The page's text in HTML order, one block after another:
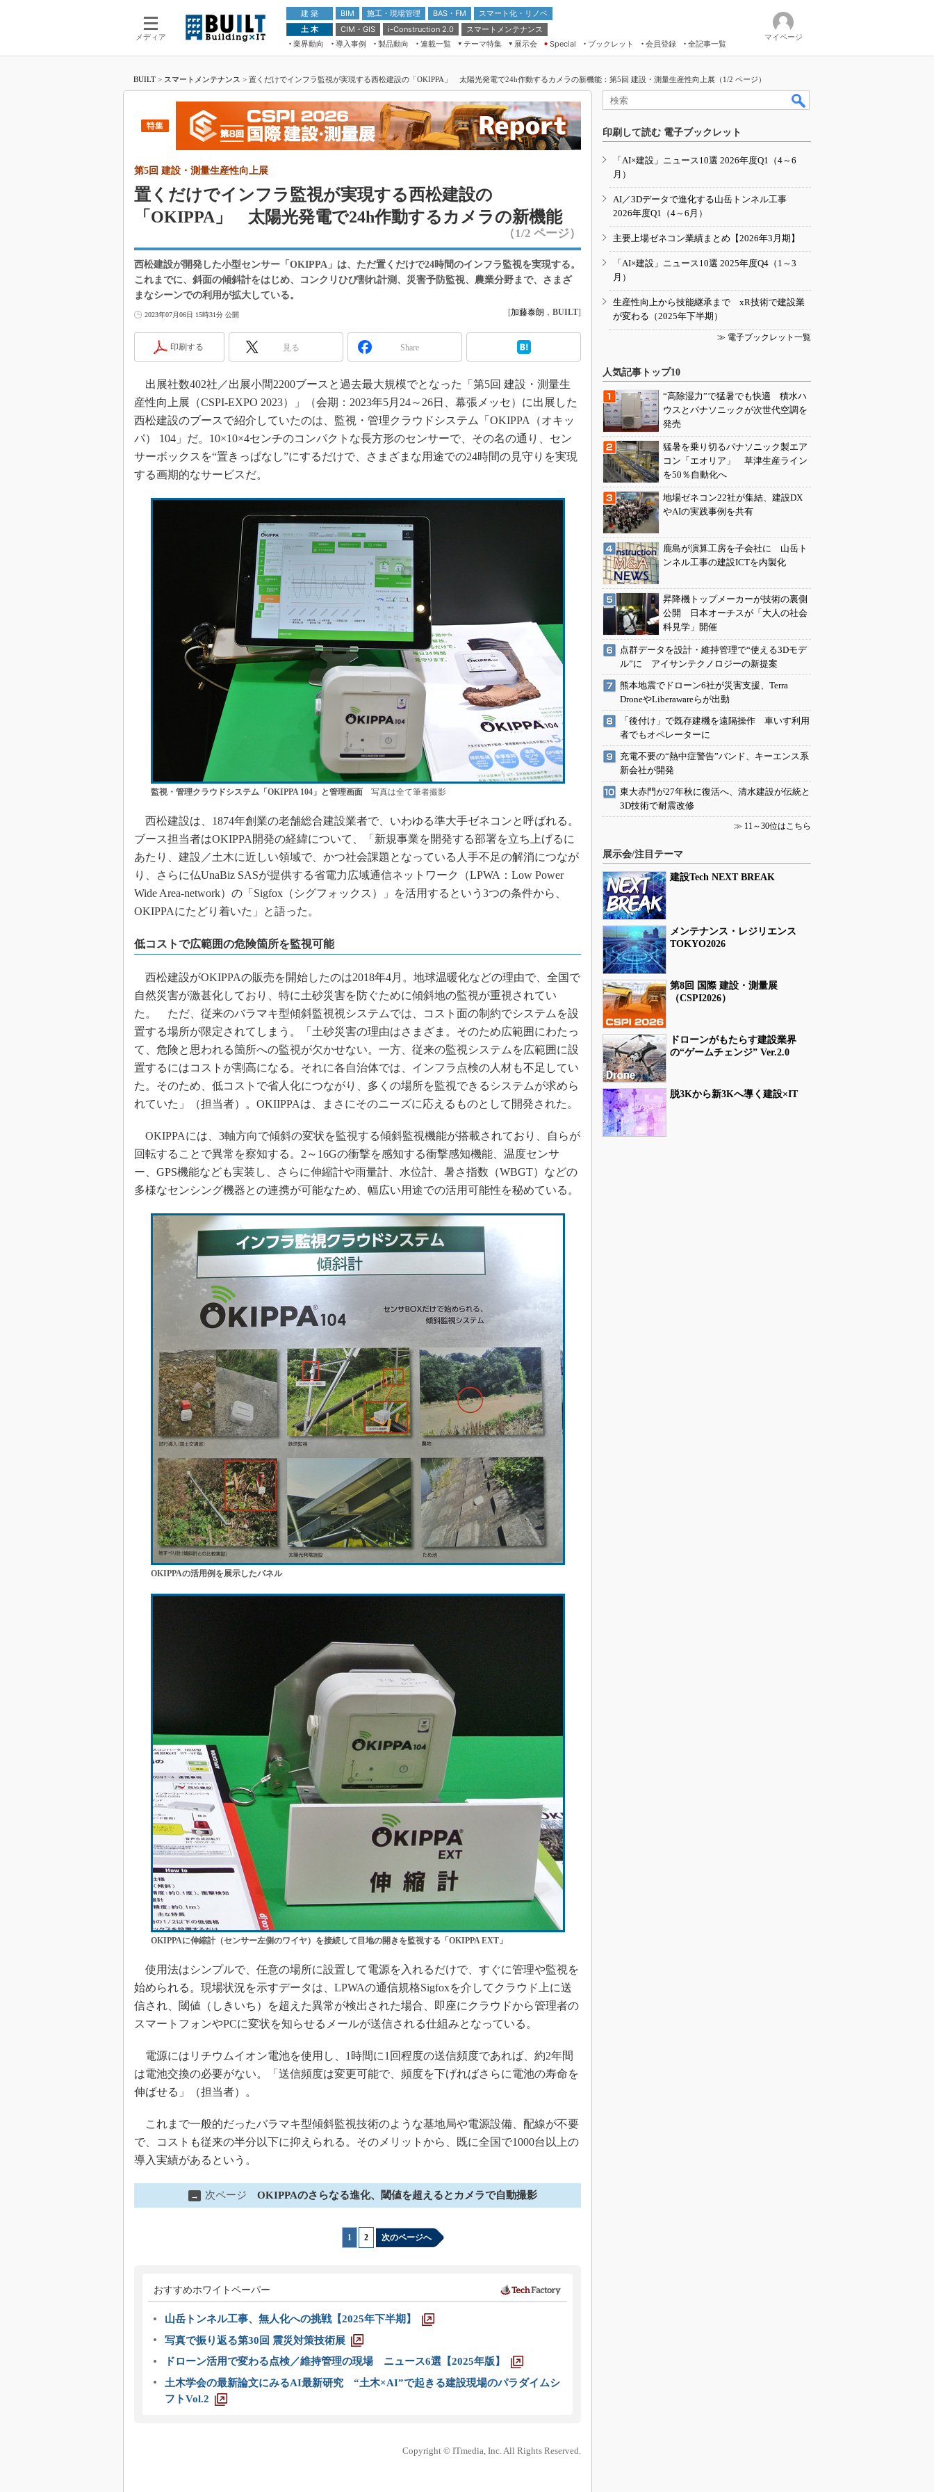
メディア
建 築 BIM 施工・現場管理 BAS・FM
スマート化・リノベ
土 木
CIM・GIS i-Construction 2.0
スマートメンテナンス
業界動向
導入事例 製品動向 連載一覧
テーマ特集
ドローンがもたらす建設業界の“ゲー
ムチェンジ” Ver.2.0
脱3Kから新3Kへ導く建設×IT
“Society5.0”時代のスマートビル
展示会
第8回 国際 建設・測量展
（CSPI2026）
第10回 JAPAN BUILD TOKYO－建
築・土木・不動産の先端技術展－
2020
日本 ものづくりワールド 2020
メンテナンス・レジリエンスTOKYO
IGAS2018
Special ブックレット 会員登録 全記事一覧
マイページ
BUILT > スマートメンテナンス > 置くだけでインフラ監視が実現する西松建設の「OKIPPA」 太陽光発電で24h作動するカメラの新機能：第5回 建設・測量生産性向上展（1/2 ページ）
置くだけでインフラ監視が実現する西松建設の
「OKIPPA」 太陽光発電で24h作動するカメラの新機能
第5回 建設・測量生産性向上展
（1/2 ページ）
西松建設が開発した小型センサー「OKIPPA」は、ただ置くだけで24時間のインフラ監視を実現する。
これまでに、斜面の傾斜計をはじめ、コンクリひび割れ計測、災害予防監視、農業分野まで、さまざ
まなシーンでの利用が拡大している。
2023年07月06日 15時31分 公開 [加藤泰朗 ， BUILT]
印刷する 見る Share
出展社数402社／出展小間2200ブースと過去最大規模でとなった「第5回 建設・測量生
産性向上展（CSPI-EXPO 2023）」（会期：2023年5月24～26日、幕張メッセ）に出展した
西松建設のブースで紹介していたのは、監視・管理クラウドシステム「OKIPPA（オキッ
パ） 104」だ。10×10×4センチのコンパクトな長方形のセンサーで、その名の通り、セン
サーボックスを“置きっぱなし”にするだけで、さまざまな用途での24時間の見守りを実現
する画期的なサービスだ。
監視・管理クラウドシステム「OKIPPA 104」と管理画面写真は全て筆者撮影
西松建設は、1874年創業の老舗総合建設業者で、いわゆる準大手ゼネコンと呼ばれる。
ブース担当者はOKIPPA開発の経緯について、「新規事業を開発する部署を立ち上げるに
あたり、建設／土木に近しい領域で、かつ社会課題となっている人手不足の解消につなが
り、さらに仏UnaBiz SASが提供する省電力広域通信ネットワーク（LPWA：Low Power
Wide Area-network）の「Sigfox（シグフォックス）」を活用するという3つの条件から、
OKIPPAにたどり着いた」と語った。
低コストで広範囲の危険箇所を監視可能
西松建設がOKIPPAの販売を開始したのは2018年4月。地球温暖化などの理由で、全国で
自然災害が激甚化しており、特に土砂災害を防ぐために傾斜地の監視が重視されてい
た。 ただ、従来のバラマキ型傾斜監視視システムでは、コスト面の制約でシステムを設
置する場所が限定されてしまう。「土砂災害の理由はさまざま。そのため広範囲にわたっ
て、危険と思われる箇所への監視が欠かせない。一方、従来の監視システムを広範囲に設
置するにはコストが割高になる。それに各自治体では、インフラ点検の人材も不足してい
た。そのため、低コストで省人化につながり、多くの場所を監視できるシステムが求めら
れていた」（担当者）。OKIIPPAは、まさにそのニーズに応えるものとして開発された。
OKIPPAには、3軸方向で傾斜の変状を監視する傾斜監視機能が搭載されており、自らが
回転することで異常を察知する。2～16Gの衝撃を感知する衝撃感知機能、温度センサ
ー、GPS機能なども実装し、さらに伸縮計や雨量計、水位計、暑さ指数（WBGT）などの
多様なセンシング機器との連携が可能なため、幅広い用途での活用可能性を秘めている。
OKIPPAの活用例を展示したパネル
OKIPPAに伸縮計（センサー左側のワイヤ）を接続して目地の開きを監視する「OKIPPA EXT」
使用法はシンプルで、任意の場所に設置して電源を入れるだけで、すぐに管理や監視を
始められる。現場状況を示すデータは、LPWAの通信規格Sigfoxを介してクラウド上に送
信され、閾値（しきいち）を超えた異常が検出された場合、即座にクラウドから管理者の
スマートフォンやPCに変状を知らせるメールが送信される仕組みとなっている。
電源にはリチウムイオン電池を使用し、1時間に1回程度の送信頻度であれば、約2年間
は電池交換の必要がない。「送信頻度は変更可能で、頻度を下げればさらに電池の寿命を
伸ばせる」（担当者）。
これまで一般的だったバラマキ型傾斜監視技術のような基地局や電源設備、配線が不要
で、コストも従来の半分以下に抑えられる。そのメリットから、既に全国で1000台以上の
導入実績があるという。
→ 次ページ OKIPPAのさらなる進化、閾値を超えるとカメラで自動撮影
1 2 次のページへ
おすすめホワイトペーパー
山岳トンネル工事、無人化への挑戦【2025年下半期】
写真で振り返る第30回 震災対策技術展
ドローン活用で変わる点検／維持管理の現場 ニュース6選【2025年版】
土木学会の最新論文にみるAI最新研究 “土木×AI”で起きる建設現場のパラダイムシ
フトVol.2
Copyright © ITmedia, Inc. All Rights Reserved.
印刷して読む 電子ブックレット
「AI×建設」ニュース10選 2026年度Q1（4～6
月）
AI／3Dデータで進化する山岳トンネル工事
2026年度Q1（4～6月）
主要上場ゼネコン業績まとめ【2026年3月期】
「AI×建設」ニュース10選 2025年度Q4（1～3
月）
生産性向上から技能継承まで xR技術で建設業
が変わる（2025年下半期）
≫ 電子ブックレット一覧
人気記事トップ10
“高除湿力”で猛暑でも快適 積水ハ
ウスとパナソニックが次世代空調を
発売
猛暑を乗り切るパナソニック製エア
コン「エオリア」 草津生産ライン
を50％自動化へ
地場ゼネコン22社が集結、建設DX
やAIの実践事例を共有
鹿島が演算工房を子会社に 山岳ト
ンネル工事の建設ICTを内製化
昇降機トップメーカーが技術の裏側
公開 日本オーチスが「大人の社会
科見学」開催
点群データを設計・維持管理で“使える3Dモデ
ル”に アイサンテクノロジーの新提案
熊本地震でドローン6社が災害支援、Terra
DroneやLiberawareらが出動
「後付け」で既存建機を遠隔操作 車いす利用
者でもオペレーターに
充電不要の“熱中症警告”バンド、キーエンス系
新会社が開発
東大赤門が27年秋に復活へ、清水建設が伝統と
3D技術で耐震改修
≫ 11～30位はこちら
展示会/注目テーマ
建設Tech NEXT BREAK
メンテナンス・レジリエンス
TOKYO2026
第8回 国際 建設・測量展
（CSPI2026）
ドローンがもたらす建設業界
の“ゲームチェンジ” Ver.2.0
脱3Kから新3Kへ導く建設×IT